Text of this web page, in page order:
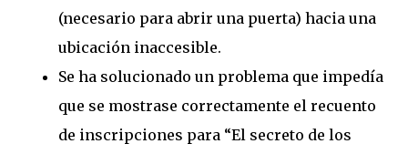
(necesario para abrir una puerta) hacia una
ubicación inaccesible.
Se ha solucionado un problema que impedía
que se mostrase correctamente el recuento
de inscripciones para “El secreto de los